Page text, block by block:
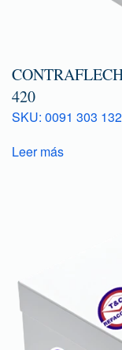
420
SKU: 0091 303 132
Leer más